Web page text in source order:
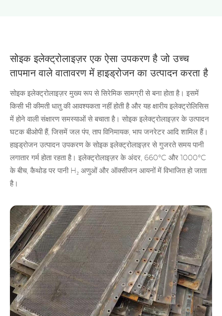
सोइक इलेक्ट्रोलाइज़र एक ऐसा उपकरण है जो उच्च
तापमान वाले वातावरण में हाइड्रोजन का उत्पादन करता है
सोइक इलेक्ट्रोलाइज़र मुख्य रूप से सिरेमिक सामग्री से बना होता है। इसमें
किसी भी कीमती धातु की आवश्यकता नहीं होती है और यह क्षारीय इलेक्ट्रोलिसिस
में होने वाली संक्षारण समस्याओं से बचाता है। सोइक इलेक्ट्रोलाइज़र के उत्पादन
घटक बीओपी हैं, जिसमें जल पंप, ताप विनिमायक, भाप जनरेटर आदि शामिल हैं।
हाइड्रोजन उत्पादन उपकरण के सोइक इलेक्ट्रोलाइज़र से गुजरते समय पानी
लगातार गर्म होता रहता है। इलेक्ट्रोलाइज़र के अंदर, 660°C और 1000°C
के बीच, कैथोड पर पानी H₂ अणुओं और ऑक्सीजन आयनों में विभाजित हो जाता
है।